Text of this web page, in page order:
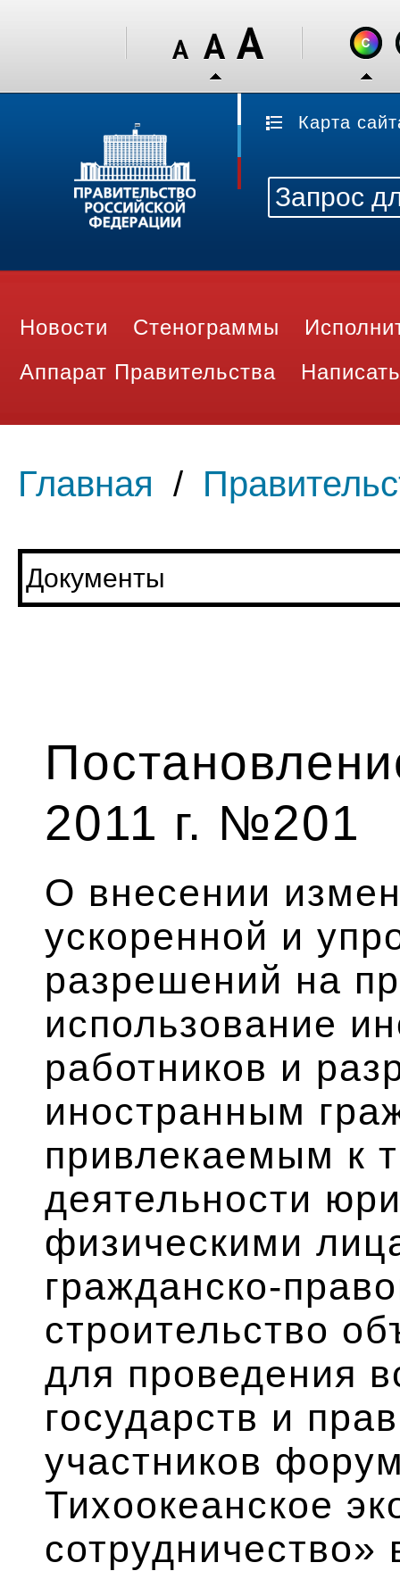
Карта
Новости Стенограммы
Аппарат Правительства
Главная /
2011 г. №201
О внесении
ускоренной и
разрешений на
использование
работников и
иностранным
привлекаемым к
деятельности
физическими
гражданско-
строительство
для проведения
государств и
участников
Тихоокеанское
сотрудничество»